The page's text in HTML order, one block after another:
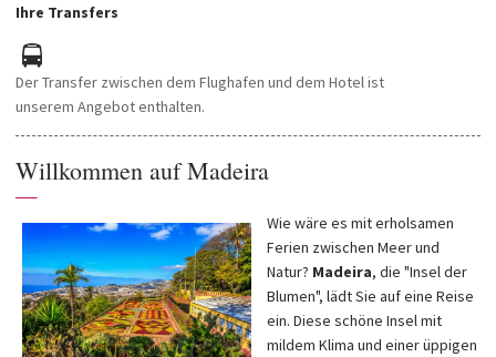
Ihre Transfers
Der Transfer zwischen dem Flughafen und dem Hotel ist
unserem Angebot enthalten.
Willkommen auf Madeira
—
Wie wäre es mit erholsamen
Ferien zwischen Meer und
Natur? Madeira, die "Insel der
Blumen", lädt Sie auf eine Reise
ein. Diese schöne Insel mit
mildem Klima und einer üppigen